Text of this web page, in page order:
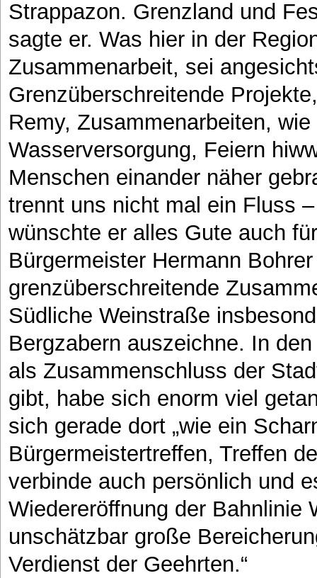
Strappazon. Grenzland und
sagte er. Was hier in der
Zusammenarbeit, sei
Grenzüberschreitende
Remy, Zusammenarbeiten,
Wasserversorgung, Feiern
Menschen einander näher
trennt uns nicht mal ein Fluss
wünschte er alles Gute auch
Bürgermeister Hermann
grenzüberschreitende
Südliche Weinstraße
Bergzabern auszeichne. In
als Zusammenschluss der
gibt, habe sich enorm viel
sich gerade dort „wie ein
Bürgermeistertreffen, Treffen
verbinde auch persönlich und
Wiedereröffnung der Bahnlinie
unschätzbar große
Verdienst der Geehrten.“